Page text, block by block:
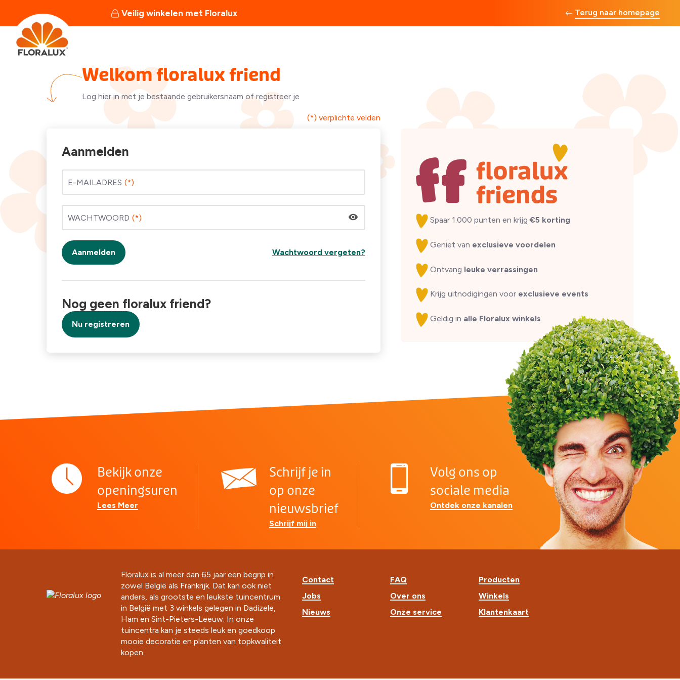
Veilig winkelen met Floralux Terug naar homepage
Welkom floralux friend
Log hier in met je bestaande gebruikersnaam of registreer je
(*) verplichte velden
Aanmelden
E-MAILADRES
WACHTWOORD
Wachtwoord vergeten?
Aanmelden
Nu registreren
Nog geen floralux friend?
Spaar 1.000 punten en krijg€5 korting
Geniet van exclusieve voordelen
Ontvang leuke verrassingen
Krijg uitnodigingen voor exclusieve events
Geldig in alle Floralux winkels
Bekijk onze
openingsuren
Lees Meer
Schrijf je in
op onze
nieuwsbrief
Schrijf mij in
Volg ons op
sociale media
Ontdek onze kanalen
Floralux is al meer dan 65 jaar een begrip in
zowel België als Frankrijk. Dat kan ook niet
anders, als grootste en leukste tuincentrum
in België met 3 winkels gelegen in Dadizele,
Ham en Sint-Pieters-Leeuw. In onze
tuincentra kan je steeds leuk en goedkoop
mooie decoratie en planten van topkwaliteit
kopen.
Contact
Jobs
Nieuws
FAQ
Over ons
Onze service
Producten
Winkels
Klantenkaart